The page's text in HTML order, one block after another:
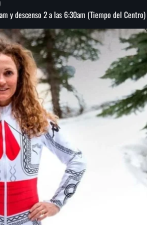
y descenso 2 a las 6:30am (Tiempo del Centro)